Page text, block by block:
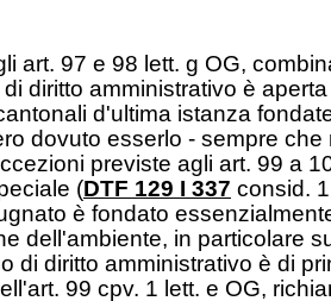
art. 97 e 98 lett. g OG,
diritto amministrativo è
d'ultima istanza
dovuto esserlo - sempre che
previste agli art. 99 a
(DTF 129 I 337 consid.
è fondato
dell'ambiente, in particolare
di diritto amministrativo è di
99 cpv. 1 lett. e OG,